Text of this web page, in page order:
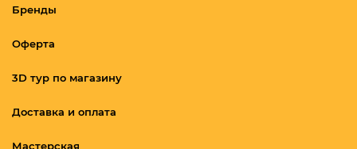
Бренды
Оферта
3D тур по магазину
Доставка и оплата
Мастерская